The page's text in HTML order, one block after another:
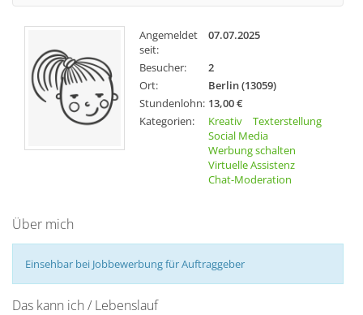
Angemeldet
seit:
07.07.2025
Besucher:
2
Ort:
Berlin (13059)
Stundenlohn: 13,00 €
Kategorien:
Kreativ
Texterstellung
Social Media
Werbung schalten
Virtuelle Assistenz
Chat-Moderation
Über mich
Einsehbar bei Jobbewerbung für Auftraggeber
Das kann ich / Lebenslauf